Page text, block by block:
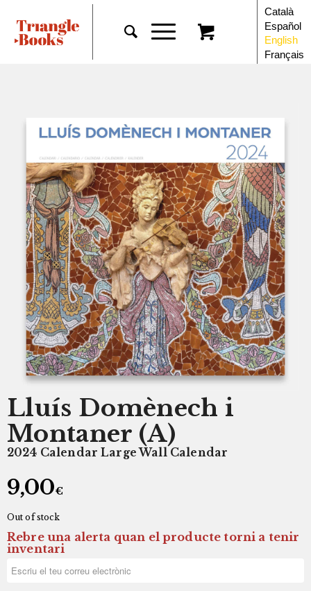
Català
Español
English
Français
Lluís Domènech i
Montaner (A)
2024 Calendar Large Wall Calendar
9,00€
Out of stock
Rebre una alerta quan el producte torni a tenir
inventari